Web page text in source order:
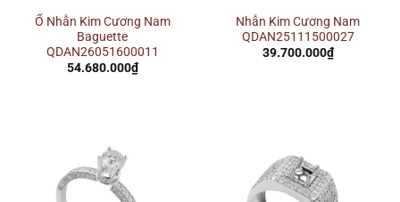
Ổ Nhẫn Kim Cương Nam
Baguette
QDAN26051600011
54.680.000₫
Nhẫn Kim Cương Nam
QDAN25111500027
39.700.000₫